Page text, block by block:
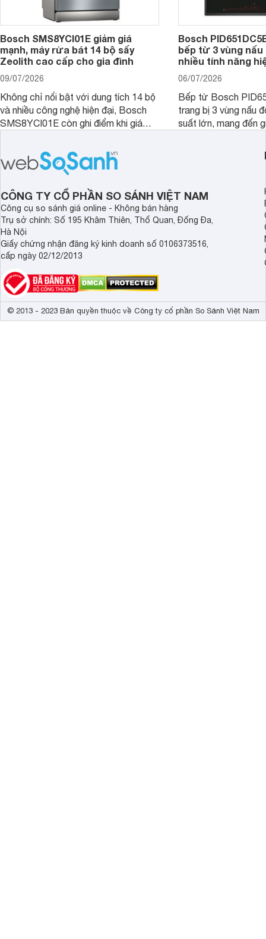
Bosch SMS8YCI01E giảm giá
mạnh, máy rửa bát 14 bộ sấy
Zeolith cao cấp cho gia đình
09/07/2026
Không chỉ nổi bật với dung tích 14 bộ
và nhiều công nghệ hiện đại, Bosch
SMS8YCI01E còn ghi điểm khi giá
giá trị/chi phí hấp dẫn hơn cho người
dùng đang tìm kiếm một mẫu máy rửa
bát cao cấp.
Bosch
bếp từ 3 vùng
nhiều tính năng
06/07/2026
Bếp từ Bosch
trang bị 3 vùng nấu
suất lớn, mang đến
CÔNG TY CỔ PHẦN SO SÁNH VIỆT NAM
Công cụ so sánh giá online - Không bán hàng
Trụ sở chính: Số 195 Khâm Thiên, Thổ Quan, Đống Đa,
Hà Nội
Giấy chứng nhận đăng ký kinh doanh số 0106373516,
cấp ngày 02/12/2013
© 2013 - 2023 Bản quyền thuộc về Công ty cổ phần So Sánh Việt Nam